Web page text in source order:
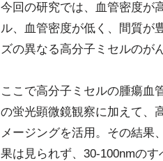
今回の研究では、血管密度が
ル、血管密度が低く、間質が
ズの異なる高分子ミセルのが
ここで高分子ミセルの腫瘍血
の蛍光顕微鏡観察に加えて、
メージングを活用。その結果
果は見られず、30-100nmの